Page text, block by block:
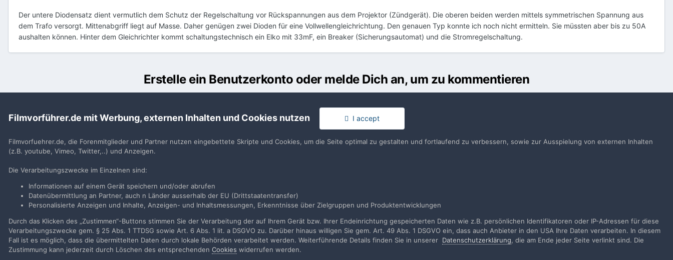
Der untere Diodensatz dient vermutlich dem Schutz der Regelschaltung vor Rückspannungen aus dem Projektor (Zündgerät). Die oberen beiden werden mittels symmetrischen Spannung aus
dem Trafo versorgt. Mittenabgriff liegt auf Masse. Daher genügen zwei Dioden für eine Vollwellengleichrichtung. Den genauen Typ konnte ich noch nicht ermitteln. Sie müssten aber bis zu 50A
aushalten können. Hinter dem Gleichrichter kommt schaltungstechnisch ein Elko mit 33mF, ein Breaker (Sicherungsautomat) und die Stromregelschaltung.
Erstelle ein Benutzerkonto oder melde Dich an, um zu kommentieren
Neues Benutzerkonto für unsere Community erstellen. Es ist einfach! Du hast bereits ein Benutzerkonto? Melde Dich hier an.
Filmvorführer.de via Google durchsuchen:
Filmvorführer.de mit Werbung, externen Inhalten und Cookies nutzen I accept
Filmvorfuehrer.de, die Forenmitglieder und Partner nutzen eingebettete Skripte und Cookies, um die Seite optimal zu gestalten und fortlaufend zu verbessern, sowie zur Ausspielung von externen Inhalten
(z.B. youtube, Vimeo, Twitter,..) und Anzeigen.
Die Verarbeitungszwecke im Einzelnen sind:
Informationen auf einem Gerät speichern und/oder abrufen
Datenübermittlung an Partner, auch n Länder ausserhalb der EU (Drittstaatentransfer)
Personalisierte Anzeigen und Inhalte, Anzeigen- und Inhaltsmessungen, Erkenntnisse über Zielgruppen und Produktentwicklungen
Durch das Klicken des „Zustimmen“-Buttons stimmen Sie der Verarbeitung der auf Ihrem Gerät bzw. Ihrer Endeinrichtung gespeicherten Daten wie z.B. persönlichen Identifikatoren oder IP-Adressen für diese
Verarbeitungszwecke gem. § 25 Abs. 1 TTDSG sowie Art. 6 Abs. 1 lit. a DSGVO zu. Darüber hinaus willigen Sie gem. Art. 49 Abs. 1 DSGVO ein, dass auch Anbieter in den USA Ihre Daten verarbeiten. In diesem
Fall ist es möglich, dass die übermittelten Daten durch lokale Behörden verarbeitet werden. Weiterführende Details finden Sie in unserer Datenschutzerklärung, die am Ende jeder Seite verlinkt sind. Die
Zustimmung kann jederzeit durch Löschen des entsprechenden Cookies widerrufen werden.